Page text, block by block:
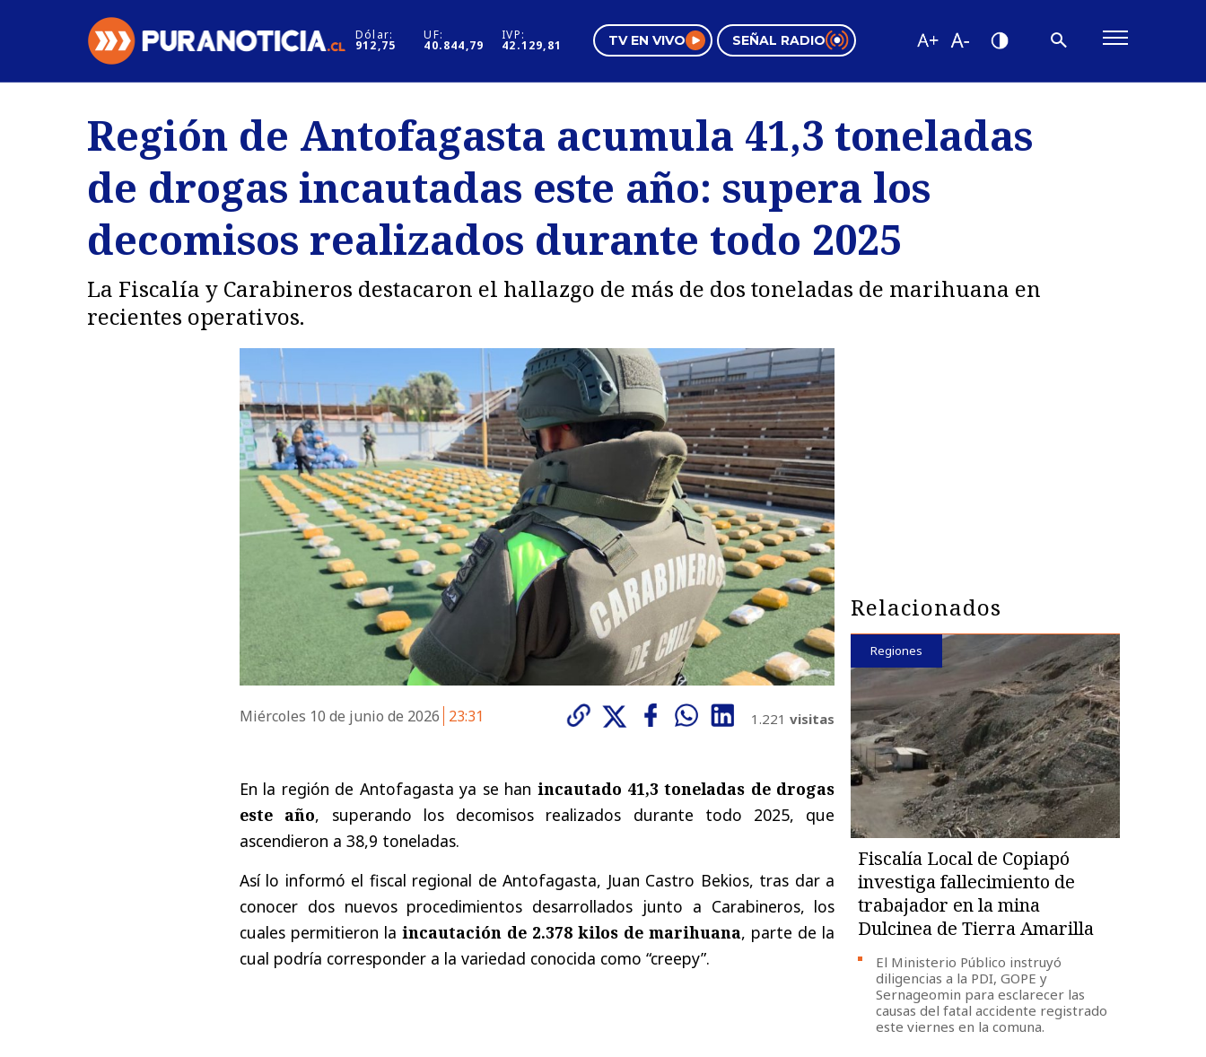
Dólar:
912,75
UF:
40.844,79
IVP:
42.129,81 TV EN VIVO SEÑAL RADIO
Regiones
Deportes
Internacional
Motores
Negocios
Pura Mujer
Tendencias
Videos
Región de Antofagasta acumula 41,3 toneladas
de drogas incautadas este año: supera los
decomisos realizados durante todo 2025
La Fiscalía y Carabineros destacaron el hallazgo de más de dos toneladas de marihuana en
recientes operativos.
Miércoles 10 de junio de 2026 23:31 1.221 visitas
En la región de Antofagasta ya se han incautado 41,3 toneladas de drogas
este año, superando los decomisos realizados durante todo 2025, que
ascendieron a 38,9 toneladas.
Así lo informó el fiscal regional de Antofagasta, Juan Castro Bekios, tras dar a
conocer dos nuevos procedimientos desarrollados junto a Carabineros, los
cuales permitieron laincautación de 2.378 kilos de marihuana, parte de la
cual podría corresponder a la variedad conocida como “creepy”.
Relacionados
Regiones
Fiscalía Local de Copiapó
investiga fallecimiento de
trabajador en la mina
Dulcinea de Tierra Amarilla
El Ministerio Público instruyó
diligencias a la PDI, GOPE y
Sernageomin para esclarecer las
causas del fatal accidente registrado
este viernes en la comuna.